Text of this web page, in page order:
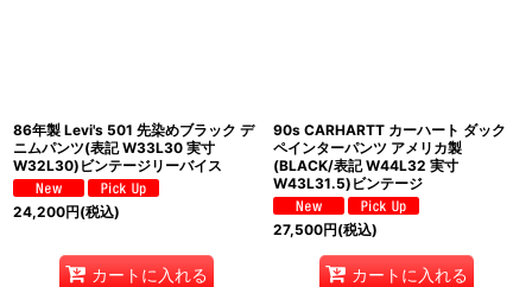
86年製 Levi's 501 先染めブラック デ
ニムパンツ(表記 W33L30 実寸
W32L30)ビンテージリーバイス
24,200円(税込)
カートに入れる
90s CARHARTT カーハート ダック
ペインターパンツ アメリカ製
(BLACK/表記 W44L32 実寸
W43L31.5)ビンテージ
27,500円(税込)
カートに入れる